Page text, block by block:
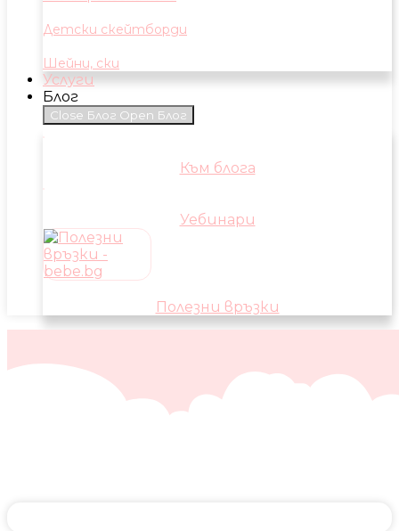
Детски скейтборди
Шейни, ски
Услуги
Блог
Close Блог Open Блог
Към блога
Уебинари
Полезни връзки